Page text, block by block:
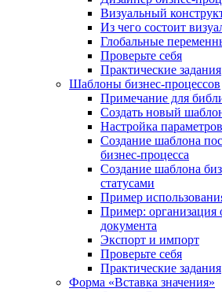
Визуальный
Из чего состоит
Глобальные
Проверьте себя
Практические задания
Шаблоны бизнес-процессов
Примечание для
Создать новый
Настройка
Создание шаблона
бизнес-процесса
Создание шаблона
статусами
Пример
Пример: организация
документа
Экспорт и импорт
Проверьте себя
Практические задания
Форма «Вставка значения»